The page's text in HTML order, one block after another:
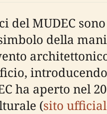
del MUDEC
della
ha aperto nel
(sito